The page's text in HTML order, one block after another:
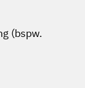
(bspw.